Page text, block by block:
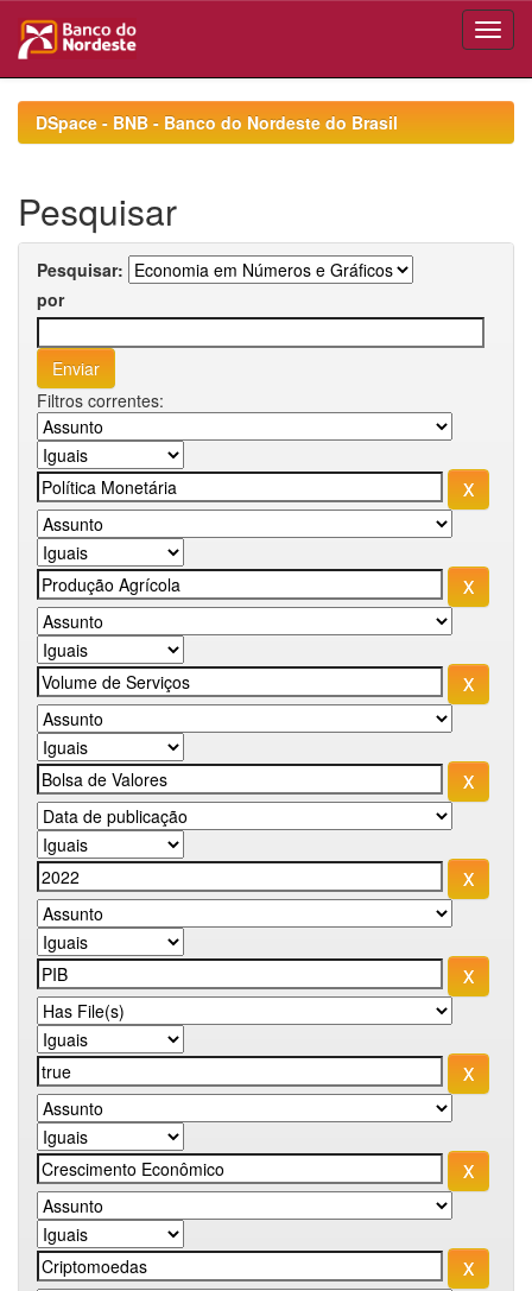
navigationDSpace - BNB - Banco do Nordeste do Brasil
Pesquisar
Pesquisar:
por
Filtros correntes: